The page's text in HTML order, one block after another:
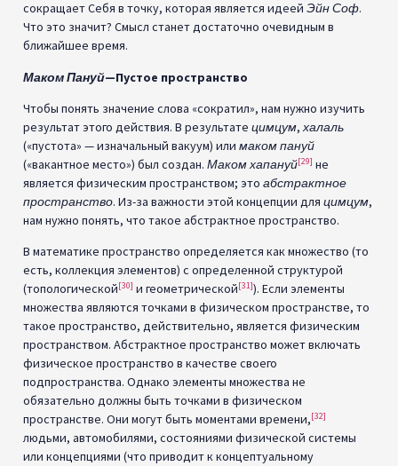
сокращает Себя в точку, которая является идеей Эйн Соф.
Что это значит? Смысл станет достаточно очевидным в
ближайшее время.
Маком Пануй—Пустое пространство
Чтобы понять значение слова «сократил», нам нужно изучить
результат этого действия. В результате цимцум,халаль
(«пустота» — изначальный вакуум) или маком пануй
(«вакантное место») был создан. Маком хапануй[29] не
является физическим пространством; это абстрактное
пространство. Из-за важности этой концепции для цимцум,
нам нужно понять, что такое абстрактное пространство.
В математике пространство определяется как множество (то
есть, коллекция элементов) с определенной структурой
(топологической[30] и геометрической[31]). Если элементы
множества являются точками в физическом пространстве, то
такое пространство, действительно, является физическим
пространством. Абстрактное пространство может включать
физическое пространство в качестве своего
подпространства. Однако элементы множества не
обязательно должны быть точками в физическом
пространстве. Они могут быть моментами времени,[32]
людьми, автомобилями, состояниями физической системы
или концепциями (что приводит к концептуальному